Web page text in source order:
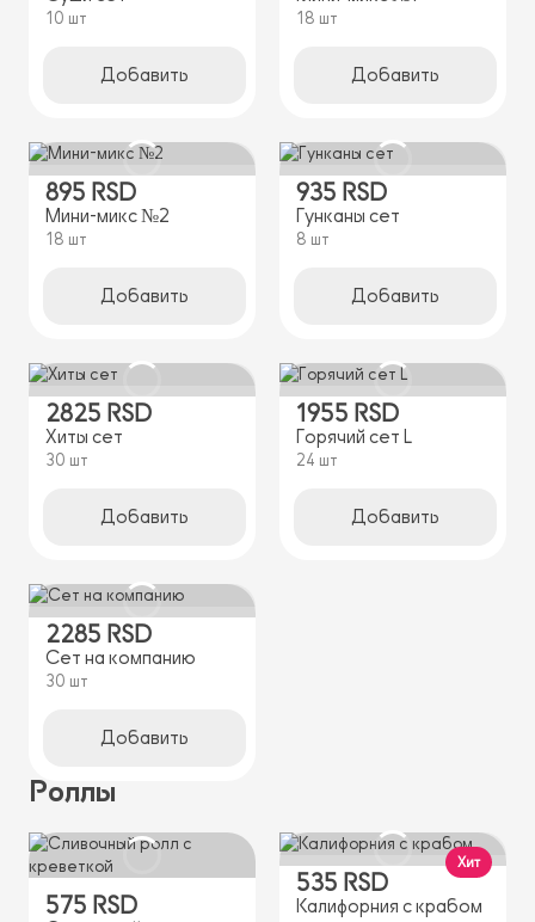
10 шт
Добавить
18 шт
Добавить
895 RSD
Мини-микс №2
18 шт
Добавить
935 RSD
Гунканы сет
8 шт
Добавить
2825 RSD
Хиты сет
30 шт
Добавить
1955 RSD
Горячий сет L
24 шт
Добавить
2285 RSD
Сет на компанию
30 шт
Добавить
Роллы
575 RSD
535 RSD
Калифорния с крабом
Хит